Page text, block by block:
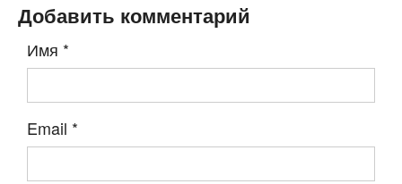
Добавить комментарий
Имя *
Email *